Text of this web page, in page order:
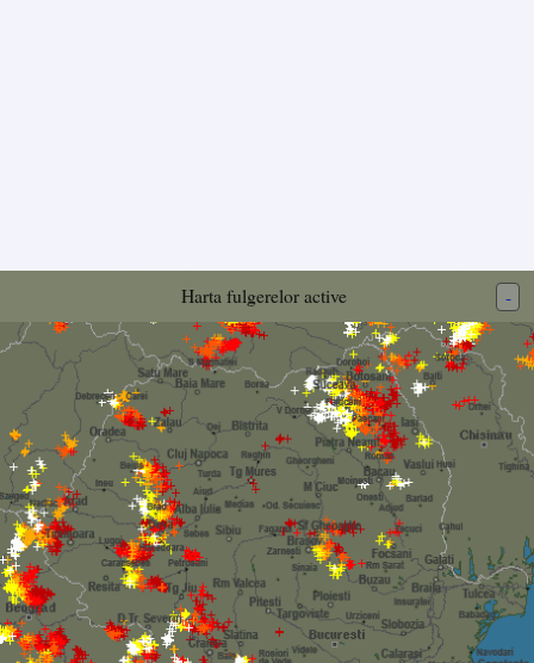
Harta fulgerelor active -